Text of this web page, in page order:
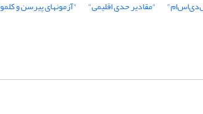
"مقادیر حدی اقلیمی" "آزمونهای پیرسن و